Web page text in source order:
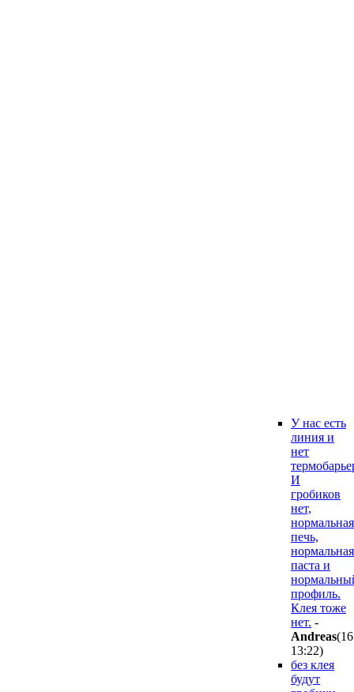
У нас есть
линия и
нет
И
гробиков
нет,
нормальная
печь,
нормальная
паста и
профиль.
Клея тоже
нет. -
Andreas
13:22)
без клея
будут